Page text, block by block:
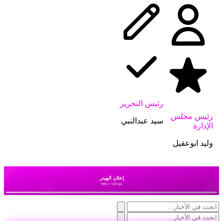
رئيس مجلس
الإدارة
وليد ابوعقيل
رئيس التحرير
سيد عبدالنبي